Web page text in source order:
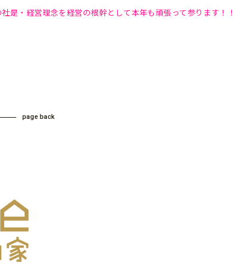
是・経営理念を経営の根幹として本年も頑張って参ります！！
page back